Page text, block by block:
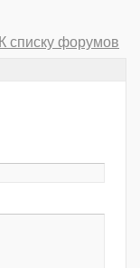
К списку форумов